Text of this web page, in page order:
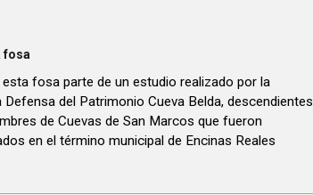
fosa
fosa parte de un estudio realizado por la
del Patrimonio Cueva Belda, descendientes
de Cuevas de San Marcos que fueron
en el término municipal de Encinas Reales